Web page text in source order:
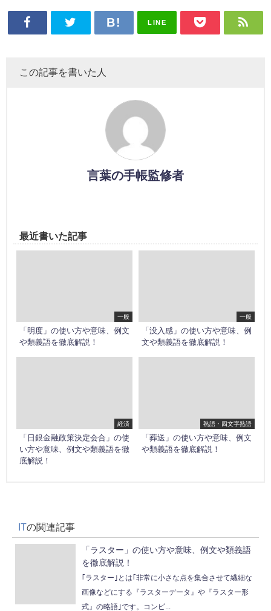
LINE
この記事を書いた人
言葉の手帳監修者
最近書いた記事
一般
「明度」の使い方や意味、例文
や類義語を徹底解説！
一般
「没入感」の使い方や意味、例
文や類義語を徹底解説！
経済
「日銀金融政策決定会合」の使
い方や意味、例文や類義語を徹
底解説！
熟語・四文字熟語
「葬送」の使い方や意味、例文
や類義語を徹底解説！
ITの関連記事
「ラスター」の使い方や意味、例文や類義語
を徹底解説！
｢ラスター｣とは｢非常に小さな点を集合させて繊細な
画像などにする『ラスターデータ』や『ラスター形
式』の略語｣です。コンピ...